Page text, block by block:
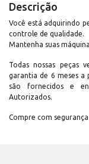
Descrição
Você está adquirindo
controle de qualidade.
Mantenha suas
Todas nossas peças
garantia de 6 meses a
são fornecidos e
Autorizados.
Compre com